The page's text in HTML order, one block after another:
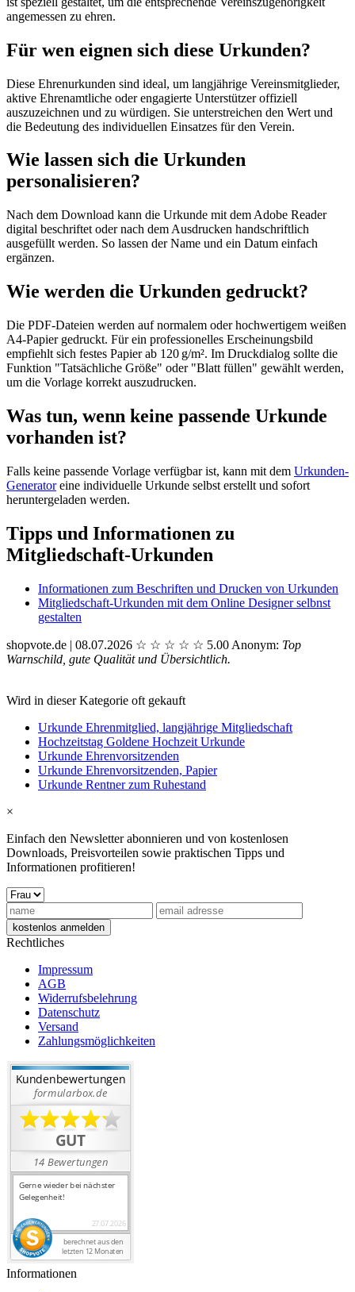
angemessen zu ehren.
Für wen eignen sich diese Urkunden?
Diese Ehrenurkunden sind ideal, um langjährige Vereinsmitglieder,
aktive Ehrenamtliche oder engagierte Unterstützer offiziell
auszuzeichnen und zu würdigen. Sie unterstreichen den Wert und
die Bedeutung des individuellen Einsatzes für den Verein.
Wie lassen sich die Urkunden
personalisieren?
Nach dem Download kann die Urkunde mit dem Adobe Reader
digital beschriftet oder nach dem Ausdrucken handschriftlich
ausgefüllt werden. So lassen der Name und ein Datum einfach
ergänzen.
Wie werden die Urkunden gedruckt?
Die PDF-Dateien werden auf normalem oder hochwertigem weißen
A4-Papier gedruckt. Für ein professionelles Erscheinungsbild
empfiehlt sich festes Papier ab 120 g/m². Im Druckdialog sollte die
Funktion "Tatsächliche Größe" oder "Blatt füllen" gewählt werden,
um die Vorlage korrekt auszudrucken.
Was tun, wenn keine passende Urkunde
vorhanden ist?
Falls keine passende Vorlage verfügbar ist, kann mit dem Urkunden-
Generatoreine individuelle Urkunde selbst erstellt und sofort
heruntergeladen werden.
Tipps und Informationen zu
Mitgliedschaft-Urkunden
Informationen zum Beschriften und Drucken von Urkunden
Mitgliedschaft-Urkunden mit dem Online Designer selbnst
gestalten
shopvote.de | 08.07.2026 ☆ ☆ ☆ ☆ ☆ 5.00 Anonym: Top
Warnschild, gute Qualität und Übersichtlich.
Wird in dieser Kategorie oft gekauft
Urkunde Ehrenmitglied, langjährige Mitgliedschaft
Hochzeitstag Goldene Hochzeit Urkunde
Urkunde Ehrenvorsitzenden
Urkunde Ehrenvorsitzenden, Papier
Urkunde Rentner zum Ruhestand
×
Einfach den Newsletter abonnieren und von kostenlosen
Downloads, Preisvorteilen sowie praktischen Tipps und
Informationen profitieren!
Rechtliches
Impressum
AGB
Widerrufsbelehrung
Datenschutz
Versand
Zahlungsmöglichkeiten
Informationen